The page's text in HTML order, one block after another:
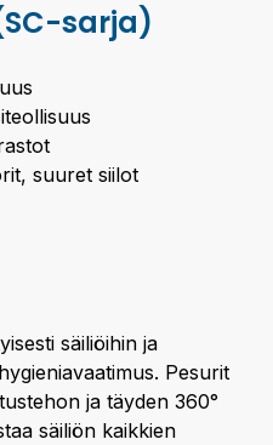
sarja)
suuret siilot
säiliöihin ja
Pesurit
ja täyden 360°
säiliön kaikkien